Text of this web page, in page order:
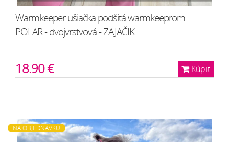
Warmkeeper ušiačka podšitá warmkeeprom
POLAR - dvojvrstvová - ZAJAČIK
Kúpiť
18.90 €
NA OBJEDNÁVKU